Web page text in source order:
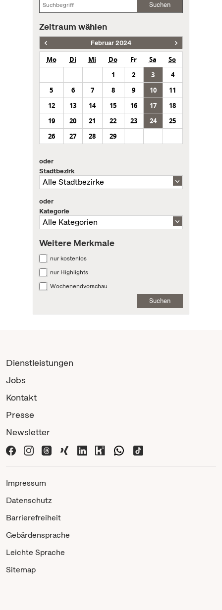
Suchen
Zeitraum wählen
Februar 2024
Mo Di Mi Do Fr Sa
So
1
2 3
4
5
6 7 8 9 10
11
12
13 14 15 16 17
18
19
20 21 22 23 24
25
26
27 28 29
oder
Stadtbezirk
oder
Kategorie
Weitere Merkmale
nur kostenlos
nur Highlights
Wochenendvorschau
Suchen
Dienstleistungen
Jobs
Kontakt
Presse
Newsletter
Impressum
Datenschutz
Barrierefreiheit
Gebärdensprache
Leichte Sprache
Sitemap